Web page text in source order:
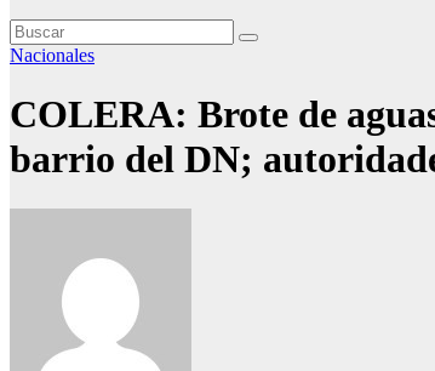
Nacionales
COLERA: Brote de
barrio del DN;